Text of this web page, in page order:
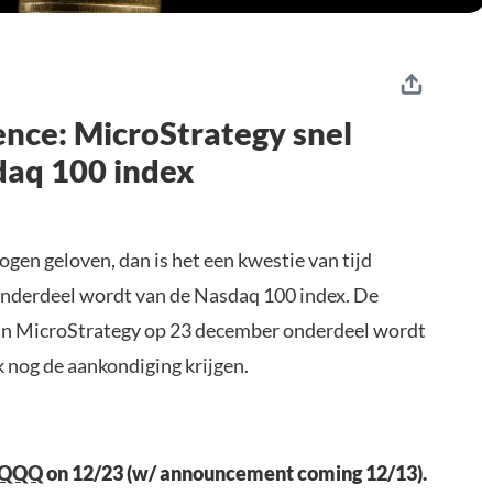
MicroStrategy snel
100 index
geloven, dan is het een kwestie van tijd
wordt van de Nasdaq 100 index. De
MicroStrategy op 23 december onderdeel wordt
nog de aankondiging krijgen.
on 12/23 (w/ announcement coming 12/13).